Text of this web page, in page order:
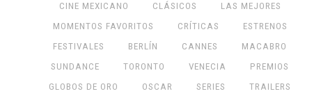
CINE MEXICANO CLÁSICOS
LAS MEJORES
MOMENTOS FAVORITOS
CRÍTICAS
ESTRENOS
FESTIVALES
BERLÍN CANNES
MACABRO
SUNDANCE
TORONTO VENECIA
PREMIOS
GLOBOS DE ORO
OSCAR SERIES TRAILERS